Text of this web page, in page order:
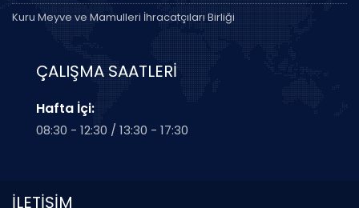
Kuru Meyve ve Mamulleri İhracatçıları Birliği
ÇALIŞMA SAATLERİ
Hafta İçi:
08:30 - 12:30 / 13:30 - 17:30
İLETİŞİM